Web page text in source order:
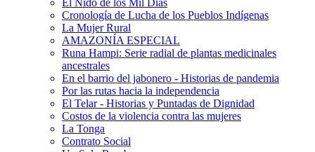
El Nido de los Mil Días
Cronología de Lucha de los Pueblos Indígenas
La Mujer Rural
AMAZONÍA ESPECIAL
Runa Hampi: Serie radial de plantas medicinales
ancestrales
En el barrio del jabonero - Historias de pandemia
Por las rutas hacia la independencia
El Telar - Historias y Puntadas de Dignidad
Costos de la violencia contra las mujeres
La Tonga
Contrato Social